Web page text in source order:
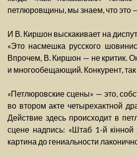
петлюровщины, мы знаем, что это
И В. Киршон выскакивает на
«Это насмешка русского
Впрочем, В. Киршон — не критик.
и многообещающий. Конкурент, так
«Петлюровские сцены» — это,
во втором акте четырехактной
Действие здесь происходит в
сцене надпись: «Штаб 1-й кінной
картина до гениальности